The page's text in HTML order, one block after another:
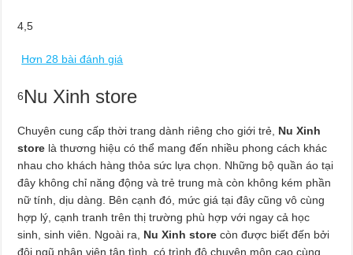
4,5
Hơn 28 bài đánh giá
6Nu Xinh store
Chuyên cung cấp thời trang dành riêng cho giới trẻ, Nu Xinh
store là thương hiệu có thể mang đến nhiều phong cách khác
nhau cho khách hàng thỏa sức lựa chọn. Những bộ quần áo tại
đây không chỉ năng động và trẻ trung mà còn không kém phần
nữ tính, dịu dàng. Bên cạnh đó, mức giá tại đây cũng vô cùng
hợp lý, cạnh tranh trên thị trường phù hợp với ngay cả học
sinh, sinh viên. Ngoài ra, Nu Xinh store còn được biết đến bởi
đội ngũ nhân viên tận tình, có trình độ chuyên môn cao cùng